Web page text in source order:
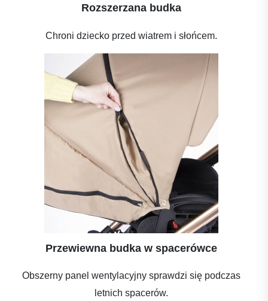
Rozszerzana budka
Chroni dziecko przed wiatrem i słońcem.
Przewiewna budka w spacerówce
Obszerny panel wentylacyjny sprawdzi się podczas
letnich spacerów.